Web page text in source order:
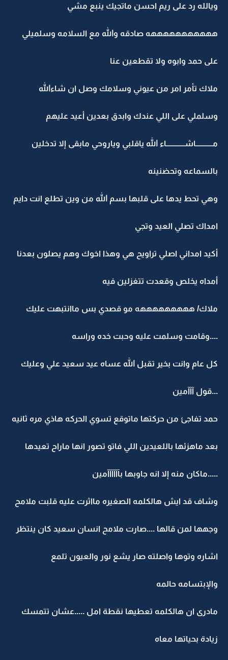
ويالله رد على ريم احسن ماتجيك ينبع مشي
هههههههههههه صادقه والله مع السلامه وسلميلي
على حمد وابوه ولا تقطعين عنا
ملاك تأمر امر من عيوني وسلامك وصل ان شاءالله
وسلملي على اللي عندك وابدق بعدين أعيد عليهم
مـــــــــــاشــــــــــــاء الله ياقلبي وياروحي مابقى إلا تدخلين
بالسماعه وتحضنينه
وهي تحط يدها على قلبها بسم الله من وين تطلع انت دايم
امداك تصلي العيد وتجي
أكيد امداني اصلي تراويح هي وهذا اخوك وهم يصلون بعدنا
أمداه يخلص وقعدت تتغزلين فيه
ملاك/ هههههههههه مو قصدي بس ماانتبهت عليك
....وقامت وسلمت عليه وحبت خده وراسه
كل عام وانت بخير تقبل الله عساه عيد سعيد علي وعليك
...قول آآآمين
حمد تفاجئ من حركتها ماتوقع تسوي الحركه هاذي مره ثانيه
بعد ماهزئها باللعيدين اللي فاتو تصور انها ماراح تعيدها
.....ماكان منه إلا انه جاوبها بآآآآآآمين
وشاف قد ايش هالكلمه الصغيره مااثرت عليه قلبت ملامح
وجهها لمن قالها ....صارت ملامح انسان سعيد كان ينتظر
اشاره وتوها واصلته صار يشع نور والعيون تلمع
والإبتسامه حالمه
مادرى ان هالكلمه تعطيها نقطة امل .....عشان تتمسك
زيادة بحياتها معاه